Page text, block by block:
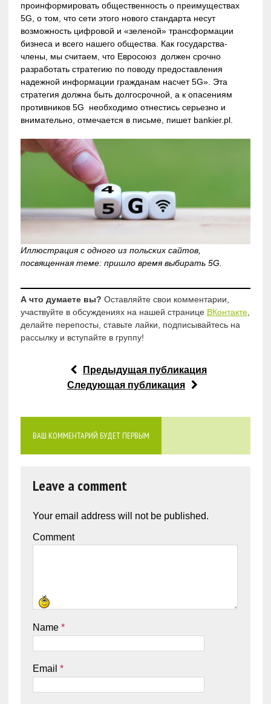
проинформировать общественность о преимуществах
5G, о том, что сети этого нового стандарта несут
возможность цифровой и «зеленой» трансформации
бизнеса и всего нашего общества. Как государства-
члены, мы считаем, что Евросоюз должен срочно
разработать стратегию по поводу предоставления
надежной информации гражданам насчет 5G». Эта
стратегия должна быть долгосрочной, а к опасениям
противников 5G необходимо отнестись серьезно и
внимательно, отмечается в письме, пишет bankier.pl.
Иллюстрация с одного из польских сайтов,
посвященная теме: пришло время выбирать 5G.
А что думаете вы? Оставляйте свои комментарии,
участвуйте в обсуждениях на нашей странице ВКонтакте,
делайте перепосты, ставьте лайки, подписывайтесь на
рассылку и вступайте в группу!
Предыдущая публикация
Следующая публикация
ВАШ КОММЕНТАРИЙ БУДЕТ ПЕРВЫМ
Leave a comment
Your email address will not be published.
Comment
Name *
Email *